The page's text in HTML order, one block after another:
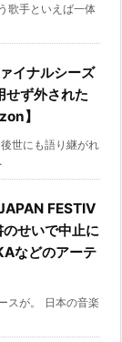
歌手といえば一体
イナルシーズ
せず外された
】
世にも語り継がれ
FESTIV
せいで中止に
などのアーテ
スが。 日本の音楽